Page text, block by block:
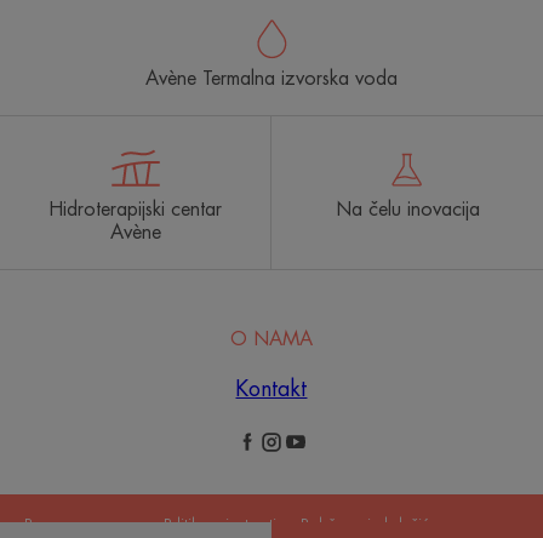
Avène Termalna izvorska voda
Hidroterapijski centar
Avène
Na čelu inovacija
O NAMA
Kontakt
Pravne napomene Politika privatnosti Podešavanja kolačića